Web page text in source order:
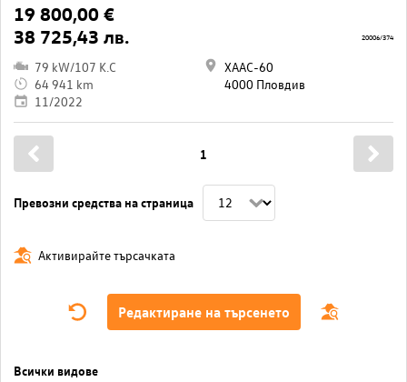
19 800,00 €
38 725,43 лв.
79 kW/107 K.C
64 941 km
11/2022
ХААС-60
4000 Пловдив
20006/374
Превозни средства на страница
1
Активирайте търсачката
Редактиране на търсенето
Всички видове